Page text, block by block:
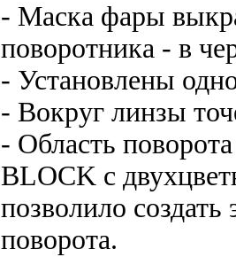
- Маска фары
поворотника - в
- Установлены
- Вокруг линзы
- Область
BLOCK с
позволило
поворота.